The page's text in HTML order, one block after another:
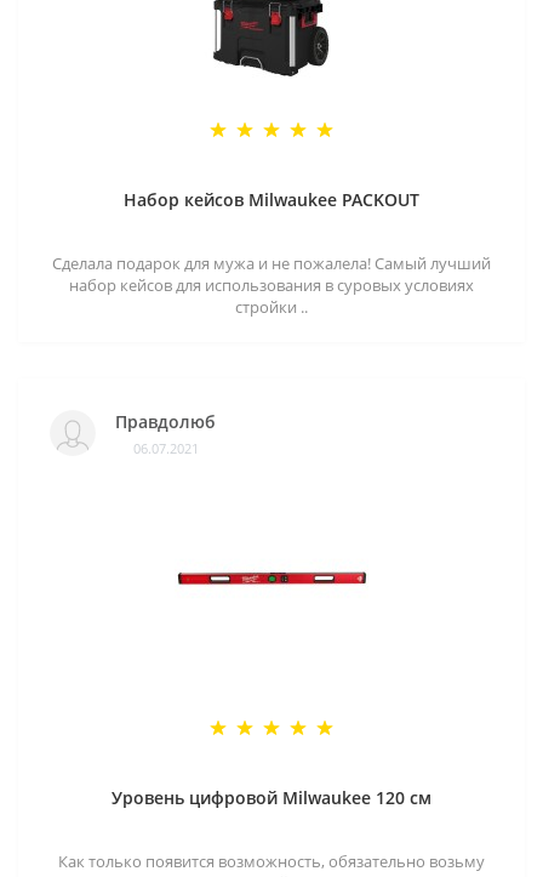
Набор кейсов Milwaukee PACKOUT
Сделала подарок для мужа и не пожалела! Самый лучший
набор кейсов для использования в суровых условиях
стройки ..
Правдолюб
06.07.2021
Уровень цифровой Milwaukee 120 см
Как только появится возможность, обязательно возьму